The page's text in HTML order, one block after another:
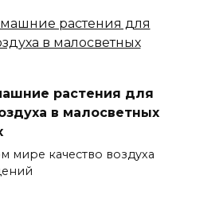
растения для
в малосветных
мире качество воздуха